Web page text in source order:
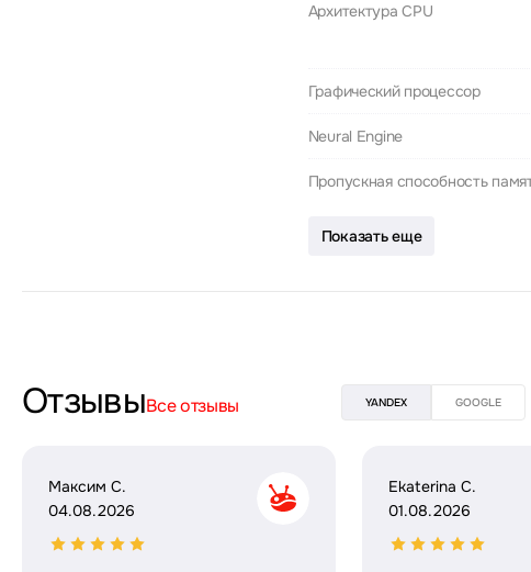
Архитектура CPU
Графический процессор
Neural Engine
Пропускная способность
Показать еще
ОтзывыВсе отзывы YANDEX GOOGLE
Максим С.
04.08.2026
Ekaterina C.
01.08.2026